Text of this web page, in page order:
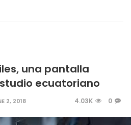
una pantalla
ecuatoriano
2, 2018 4.03K 0